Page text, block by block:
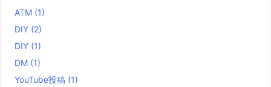
ATM (1)
DIY (2)
DIY (1)
DM (1)
YouTube投稿 (1)